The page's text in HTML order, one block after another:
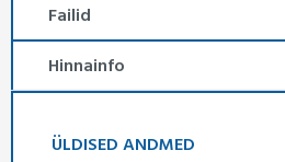
Failid
Hinnainfo
ÜLDISED ANDMED